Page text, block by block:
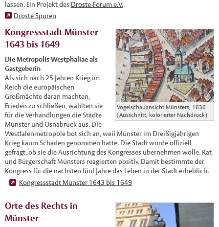
lassen. Ein Projekt des Droste-Forum e.V..
Droste Spuren
Vogelschauansicht Münsters, 1636
(Ausschnitt, kolorierter Nachdruck)
Kongressstadt Münster
1643 bis 1649
Die Metropolis Westphaliae als
Gastgeberin
Als sich nach 25 Jahren Krieg im
Reich die europäischen
Großmächte daran machten,
Frieden zu schließen, wählten sie
für die Verhandlungen die Städte
Münster und Osnabrück aus. Die
Westfalenmetropole bot sich an, weil Münster im Dreißigjährigen
Krieg kaum Schaden genommen hatte. Die Stadt wurde offiziell
gefragt, ob sie die Ausrichtung des Kongresses übernehmen wolle. Rat
und Bürgerschaft Münsters reagierten positiv. Damit bestimmte der
Kongress für die nächsten fünf Jahre das Leben in der Stadt erheblich.
Kongressstadt Münster 1643 bis 1649
Orte des Rechts in
Münster